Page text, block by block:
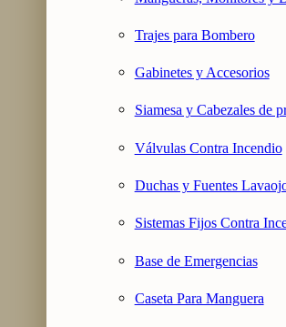
Trajes para Bombero
Gabinetes y Accesorios
Siamesa y Cabezales de
Válvulas Contra Incendio
Duchas y Fuentes
Sistemas Fijos Contra
Base de Emergencias
Caseta Para Manguera